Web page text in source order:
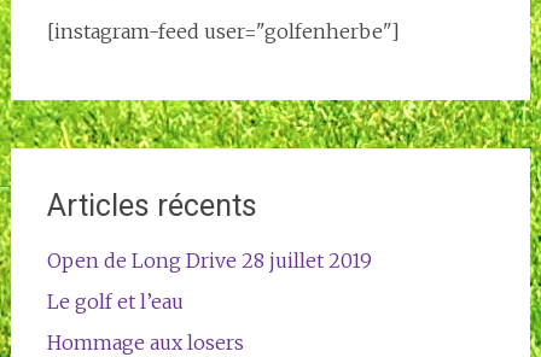
[instagram-feed user="golfenherbe"]
Articles récents
Open de Long Drive 28 juillet 2019
Le golf et l’eau
Hommage aux losers